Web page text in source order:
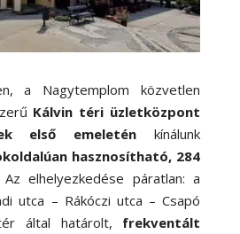
a Nagytemplom közvetlen
Kálvin téri üzletközpont
első emeletén kínálunk
hasznosítható, 284
Az elhelyezkedése páratlan: a
utca – Rákóczi utca – Csapó
által határolt, frekventált